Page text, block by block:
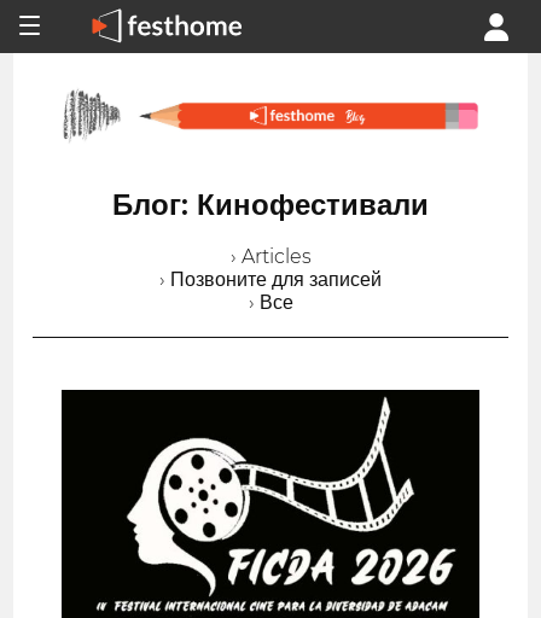
Блог: Кинофестивали
› Articles
› Позвоните для записей
› Все